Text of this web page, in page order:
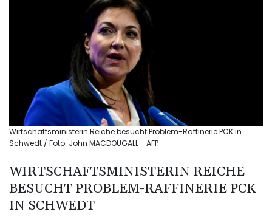
Wirtschaftsministerin Reiche besucht Problem-Raffinerie PCK in
Schwedt / Foto: John MACDOUGALL - AFP
WIRTSCHAFTSMINISTERIN REICHE
BESUCHT PROBLEM-RAFFINERIE PCK
IN SCHWEDT